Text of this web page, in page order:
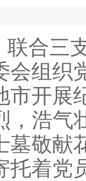
联合三
会组织
市开展
，浩气
墓敬献
托着党